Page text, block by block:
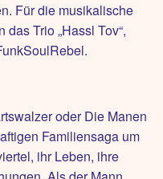
Für die musikalische
Trio „Hassl Tov“,
oder Die Manen
Familiensaga um
ihr Leben, ihre